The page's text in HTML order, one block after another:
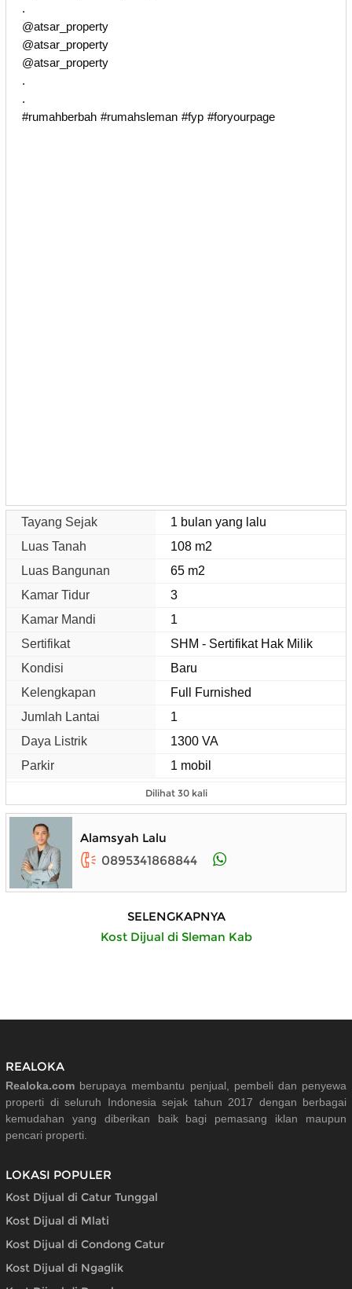
.
@atsar_property
@atsar_property
@atsar_property
.
.
#rumahberbah #rumahsleman #fyp #foryourpage
Tayang Sejak
1 bulan yang lalu
Luas Tanah
108 m2
Luas Bangunan
65 m2
Kamar Tidur
3
Kamar Mandi
1
Sertifikat
SHM - Sertifikat Hak Milik
Kondisi
Baru
Kelengkapan
Full Furnished
Jumlah Lantai
1
Daya Listrik
1300 VA
Parkir
1 mobil
Dilihat 30 kali
Alamsyah Lalu
0895341868844
SELENGKAPNYA
Kost Dijual di Sleman Kab
REALOKA
Realoka.com berupaya membantu penjual, pembeli dan penyewa
properti di seluruh Indonesia sejak tahun 2017 dengan berbagai
kemudahan yang diberikan baik bagi pemasang iklan maupun
pencari properti.
LOKASI POPULER
Kost Dijual di Catur Tunggal
Kost Dijual di Mlati
Kost Dijual di Condong Catur
Kost Dijual di Ngaglik